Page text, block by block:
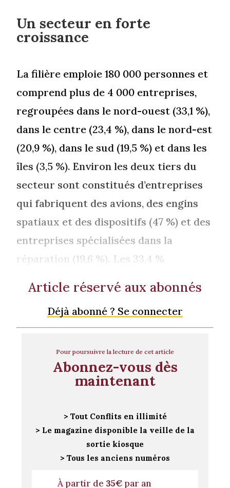
Un secteur en forte
croissance
La filière emploie 180 000 personnes et
comprend plus de 4 000 entreprises,
regroupées dans le nord-ouest (33,1 %),
dans le centre (23,4 %), dans le nord-est
(20,9 %), dans le sud (19,5 %) et dans les
îles (3,5 %). Environ les deux tiers du
secteur sont constitués d’entreprises
qui fabriquent des avions, des engins
spatiaux et des dispositifs (47 %) et des
entreprises spécialisées dans la
réparation (19,6 %). Les 33,4 %
Article réservé aux abonnés
Déjà abonné ? Se connecter
Pour poursuivre la lecture de cet article
Abonnez-vous dès
maintenant
> Tout Conflits en illimité
> Le magazine disponible la veille de la
sortie kiosque
> Tous les anciens numéros
À partir de 35€par an